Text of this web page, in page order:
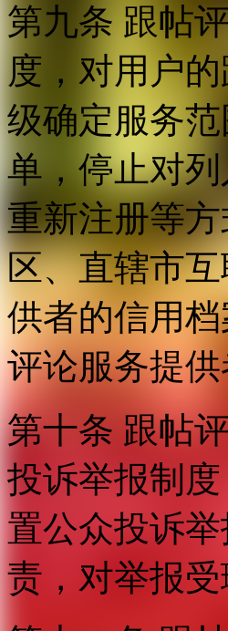
第九条 跟帖
度，对用户
级确定服务
单，停止对
重新注册等
区、直辖市
供者的信用
评论服务提
第十条 跟帖
投诉举报制
置公众投诉
责，对举报